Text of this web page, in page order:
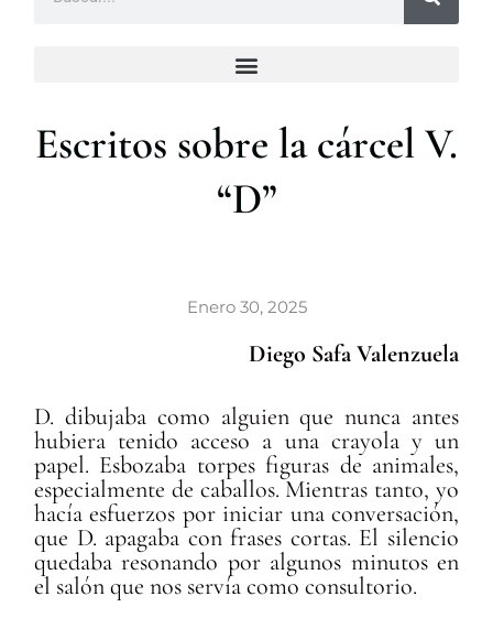
Escritos sobre la cárcel V.
“D”
Enero 30, 2025
Diego Safa Valenzuela
D. dibujaba como alguien que nunca antes
hubiera tenido acceso a una crayola y un
papel. Esbozaba torpes figuras de animales,
especialmente de caballos. Mientras tanto, yo
hacía esfuerzos por iniciar una conversación,
que D. apagaba con frases cortas. El silencio
quedaba resonando por algunos minutos en
el salón que nos servía como consultorio.